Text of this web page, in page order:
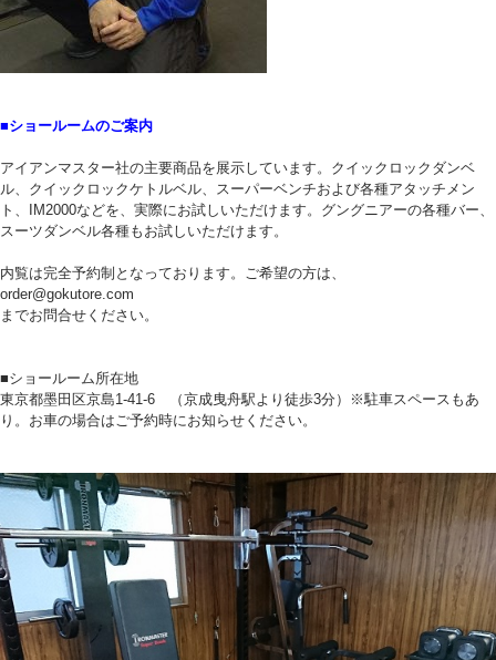
■ショールームのご案内
アイアンマスター社の主要商品を展示しています。クイックロックダンベ
ル、クイックロックケトルベル、スーパーベンチおよび各種アタッチメン
ト、IM2000などを、実際にお試しいただけます。グングニアーの各種バー、
スーツダンベル各種もお試しいただけます。
内覧は完全予約制となっております。ご希望の方は、
order@gokutore.com
までお問合せください。
■ショールーム所在地
東京都墨田区京島1-41-6 （京成曳舟駅より徒歩3分）※駐車スペースもあ
り。お車の場合はご予約時にお知らせください。